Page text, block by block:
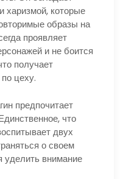
харизмой, которые
образы на
проявляет
и не боится
получает
цеху.
предпочитает
что
двух
о своем
уделить внимание